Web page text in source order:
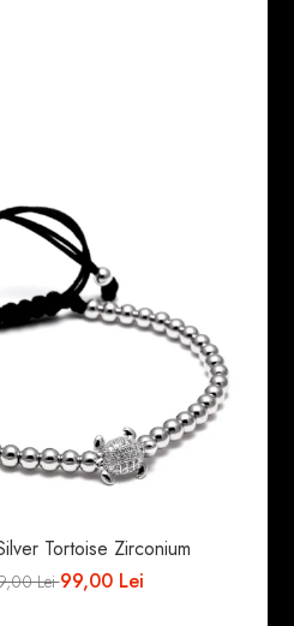
Tortoise Zirconium
Lei99,00 Lei